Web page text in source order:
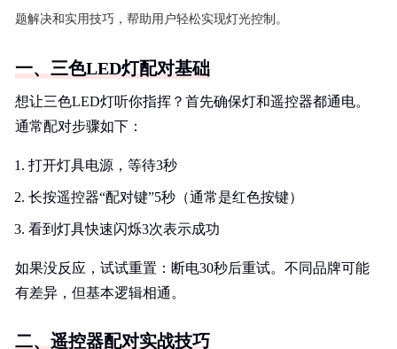
题解决和实用技巧，帮助用户轻松实现灯光控制。
一、三色LED灯配对基础
想让三色LED灯听你指挥？首先确保灯和遥控器都通电。
通常配对步骤如下：
打开灯具电源，等待3秒
长按遥控器“配对键”5秒（通常是红色按键）
看到灯具快速闪烁3次表示成功
如果没反应，试试重置：断电30秒后重试。不同品牌可能
有差异，但基本逻辑相通。
二、遥控器配对实战技巧